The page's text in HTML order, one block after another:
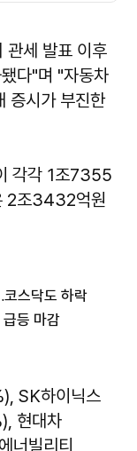
관세 발표 이후
다"며 "자동차
증시가 부진한
각각 1조7355
2조3432억원
스닥도 하락
등 마감
SK하이닉스
현대차
너빌리티